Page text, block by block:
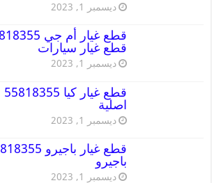
ديسمبر 1, 2023
قطع غيار سيارات
ديسمبر 1, 2023
اصلية
ديسمبر 1, 2023
باجيرو
ديسمبر 1, 2023